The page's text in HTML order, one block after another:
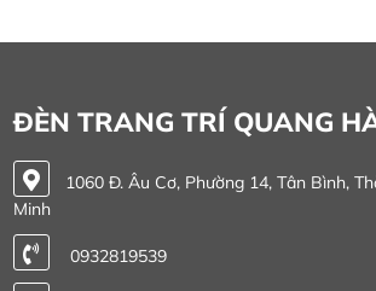
ĐÈN TRANG TRÍ QUANG
1060 Đ. Âu Cơ, Phường 14, Tân Bình,
Minh
0932819539